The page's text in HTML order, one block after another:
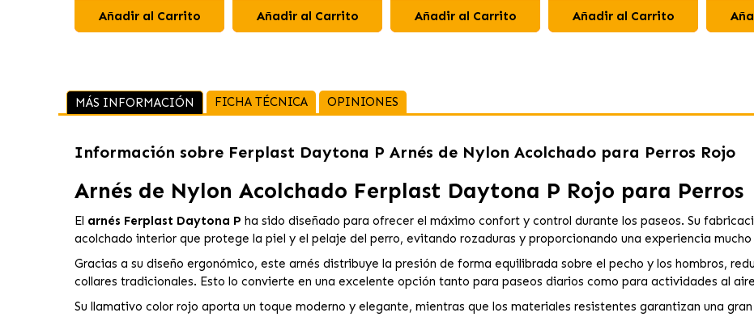
Añadir al Carrito Añadir al Carrito Añadir al Carrito Añadir al Carrito
MÁS INFORMACIÓN FICHA TÉCNICA OPINIONES
Información sobre Ferplast Daytona P Arnés de Nylon Acolchado para Perros Rojo
Arnés de Nylon Acolchado Ferplast Daytona P Rojo para Perros
El arnés Ferplast Daytona P ha sido diseñado para ofrecer el máximo confort y control durante los paseos. Su
acolchado interior que protege la piel y el pelaje del perro, evitando rozaduras y proporcionando una experiencia
Gracias a su diseño ergonómico, este arnés distribuye la presión de forma equilibrada sobre el pecho y los hombros,
collares tradicionales. Esto lo convierte en una excelente opción tanto para paseos diarios como para actividades al
Su llamativo color rojo aporta un toque moderno y elegante, mientras que los materiales resistentes garantizan una